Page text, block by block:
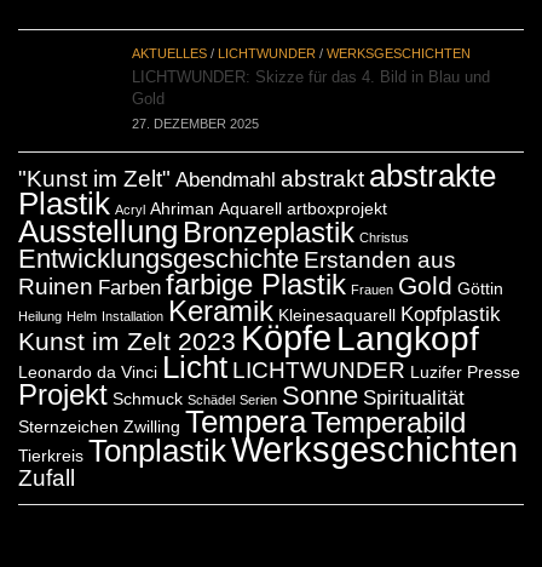
AKTUELLES / LICHTWUNDER / WERKSGESCHICHTEN
LICHTWUNDER: Skizze für das 4. Bild in Blau und
Gold
27. DEZEMBER 2025
"Kunst im Zelt" Abendmahl abstrakt abstrakte
Plastik Acryl Ahriman Aquarell artboxprojekt
Ausstellung Bronzeplastik Christus
Entwicklungsgeschichte Erstanden aus
Ruinen Farben farbige Plastik Frauen Gold Göttin
Heilung Helm Installation Keramik Kleinesaquarell Kopfplastik
Kunst im Zelt 2023 Köpfe Langkopf
Leonardo da Vinci Licht LICHTWUNDER Luzifer Presse
Projekt Schmuck Schädel Serien Sonne Spiritualität
Sternzeichen Zwilling TemperaTemperabild
Tierkreis TonplastikWerksgeschichten
Zufall